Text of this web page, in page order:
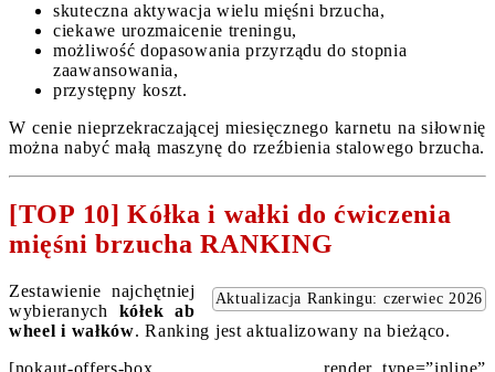
skuteczna aktywacja wielu mięśni brzucha,
ciekawe urozmaicenie treningu,
możliwość dopasowania przyrządu do stopnia
zaawansowania,
przystępny koszt.
W cenie nieprzekraczającej miesięcznego karnetu na siłownię
można nabyć małą maszynę do rzeźbienia stalowego brzucha.
[TOP 10] Kółka i wałki do ćwiczenia
mięśni brzucha RANKING
Aktualizacja Rankingu: czerwiec 2026
Zestawienie najchętniej
wybieranych kółek ab
wheel i wałków. Ranking jest aktualizowany na bieżąco.
[nokaut-offers-box render_type=”inline”